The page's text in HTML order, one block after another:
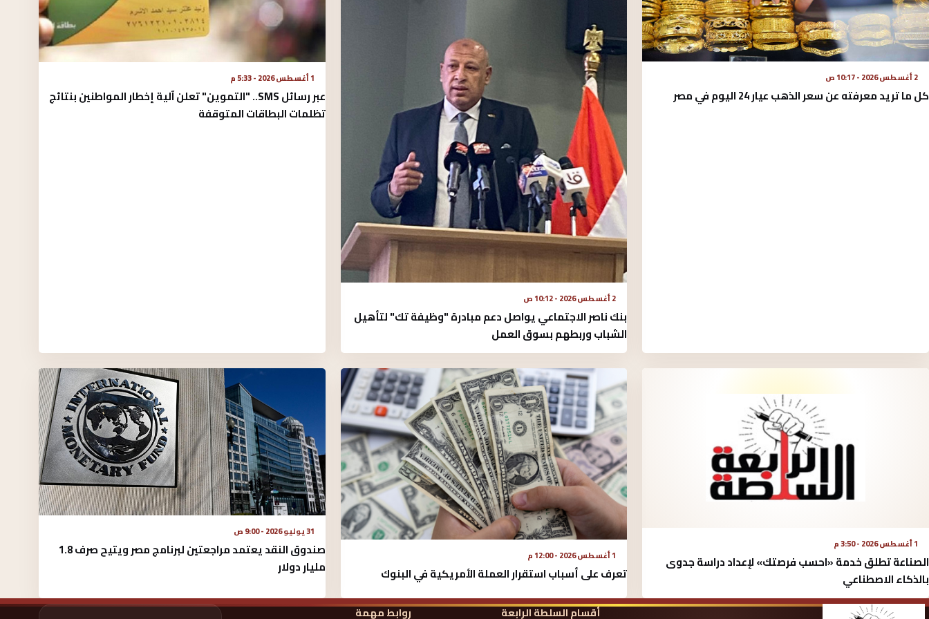
2 أغسطس 2026 - 10:17 ص
كل ما تريد معرفته عن سعر الذهب عيار 24 اليوم في مصر
2 أغسطس 2026 - 10:12 ص
بنك ناصر الاجتماعي يواصل دعم مبادرة "وظيفة تك" لتأهيل
الشباب وربطهم بسوق العمل
1 أغسطس 2026 - 5:33 م
عبر رسائل SMS.. "التموين" تعلن آلية إخطار المواطنين بنتائج
تظلمات البطاقات المتوقفة
1 أغسطس 2026 - 3:50 م
الصناعة تطلق خدمة «احسب فرصتك» لإعداد دراسة جدوى
بالذكاء الاصطناعي
1 أغسطس 2026 - 12:00 م
تعرف على أسباب استقرار العملة الأمريكية في البنوك
31 يوليو 2026 - 9:00 ص
صندوق النقد يعتمد مراجعتين لبرنامج مصر ويتيح صرف 1.8
مليار دولار
أقسام السلطة الرابعة روابط مهمة